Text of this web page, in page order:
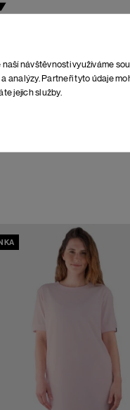
návštěvnosti využíváme
analýzy. Partneři tyto údaje
jejich služby.